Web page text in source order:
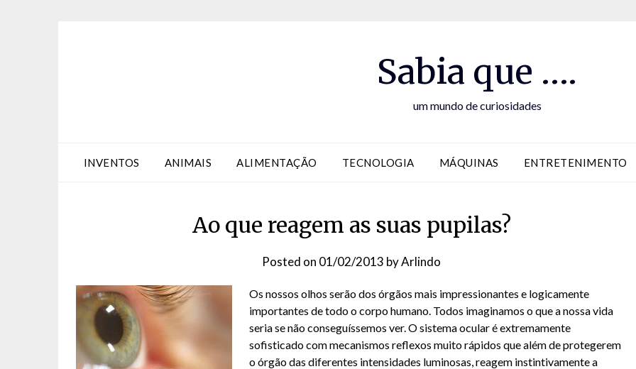
Sabia que ….
um mundo de curiosidades
INVENTOS ANIMAIS ALIMENTAÇÃO TECNOLOGIA MÁQUINAS ENTRETENIMENTO
Ao que reagem as suas pupilas?
Posted on 01/02/2013 byArlindo
Os nossos olhos serão dos órgãos mais impressionantes e logicamente
importantes de todo o corpo humano. Todos imaginamos o que a nossa vida
seria se não conseguíssemos ver. O sistema ocular é extremamente
sofisticado com mecanismos reflexos muito rápidos que além de protegerem
o órgão das diferentes intensidades luminosas, reagem instintivamente a